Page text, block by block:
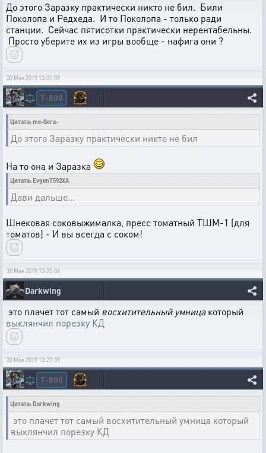
До этого Заразку практически никто не бил. Били
Поколопа и Редхеда. И то Поколопа - только ради
станции. Сейчас пятисотки практически нерентабельны.
Просто уберите их из игры вообще - нафига они ?
30 Мая 2019 13:01:09
⚖️ T-800
Цитата: me-Gera-
До этого Заразку практически никто не бил
На то она и Заразка
Цитата: EvgenT592XA
Дави дальше...
Шнековая соковыжималка, пресс томатный ТШМ-1 (для
томатов) - И вы всегда с соком!
30 Мая 2019 13:25:06
Darkwing
это плачет тот самый восхитительный умницакоторый
выклянчил порезку КД
30 Мая 2019 13:27:39
⚖️ T-800
Цитата: Darkwing
это плачет тот самый восхитительный умница который
выклянчил порезку КД